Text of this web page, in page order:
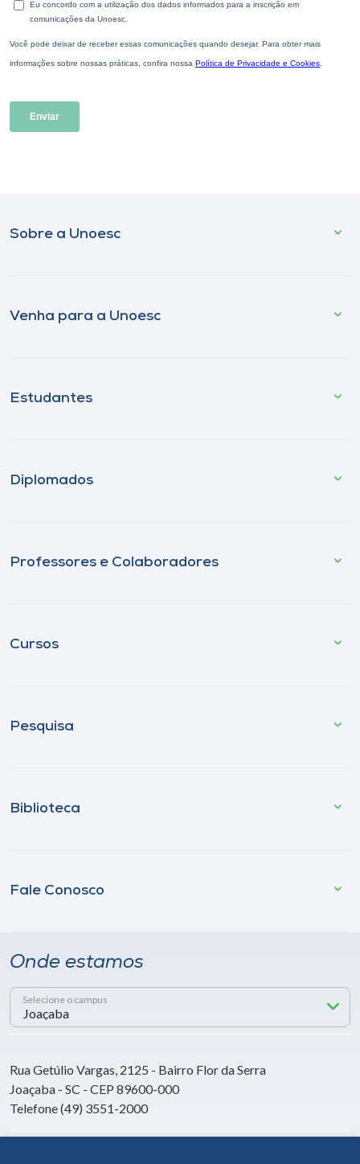
Sobre a Unoesc
Venha para a Unoesc
Estudantes
Diplomados
Professores e Colaboradores
Cursos
Pesquisa
Biblioteca
Fale Conosco
Onde estamos
Selecione o campus
Rua Getúlio Vargas, 2125 - Bairro Flor da Serra
Joaçaba - SC - CEP 89600-000
Telefone (49) 3551-2000